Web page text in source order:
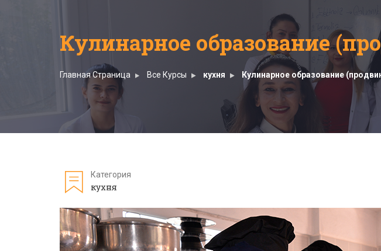
Кулинарное образование
Главная Страница Все Курсы кухня Кулинарное образование
Категория
кухня